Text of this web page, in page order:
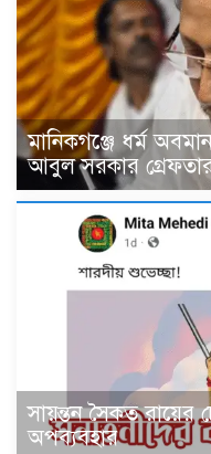
মানিকগঞ্জে ধর্ম‌
আবুল সরকার
সায়ন্তন সৈকত রায়ের
অপব্যবহার